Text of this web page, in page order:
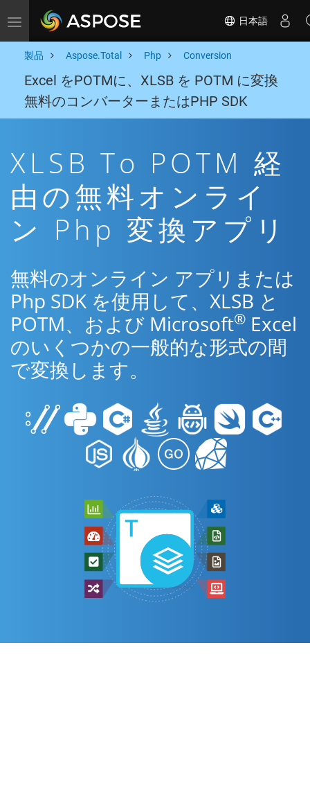
Toggle navigation 日本語
製品 Aspose.Total Php Conversion
Excel をPOTMに、XLSB を POTM に変換
無料のコンバーターまたはPHP SDK
XLSB To POTM 経
由の無料オンライ
ン Php 変換アプリ
無料のオンライン アプリまたは
Php SDK を使用して、XLSB と
POTM、および Microsoft® Excel
のいくつかの一般的な形式の間
で変換します。